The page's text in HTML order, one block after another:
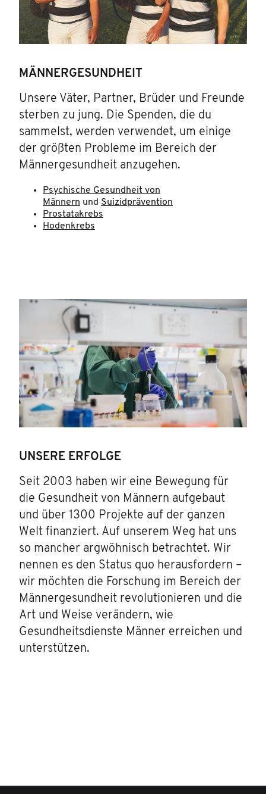
MÄNNERGESUNDHEIT
Unsere Väter, Partner, Brüder und Freunde
sterben zu jung. Die Spenden, die du
sammelst, werden verwendet, um einige
der größten Probleme im Bereich der
Männergesundheit anzugehen.
Psychische Gesundheit von
Männern und Suizidprävention
Prostatakrebs
Hodenkrebs
UNSERE ERFOLGE
Seit 2003 haben wir eine Bewegung für
die Gesundheit von Männern aufgebaut
und über 1300 Projekte auf der ganzen
Welt finanziert. Auf unserem Weg hat uns
so mancher argwöhnisch betrachtet. Wir
nennen es den Status quo herausfordern –
wir möchten die Forschung im Bereich der
Männergesundheit revolutionieren und die
Art und Weise verändern, wie
Gesundheitsdienste Männer erreichen und
unterstützen.